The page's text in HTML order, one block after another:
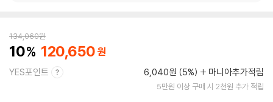
134,060원
10 120,650
YES포인트 6,040원 (5%) 마니아추가적립
5만원 이상 구매 시 2천원 추가 적립